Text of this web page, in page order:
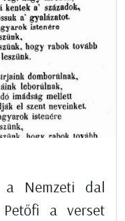
a Nemzeti dal
a verset